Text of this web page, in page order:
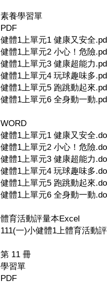
素養學習單
PDF
健體1上單元1 健康又安全
健體1上單元2 小心！危險
健體1上單元3 健康超能力
健體1上單元4 玩球趣味多
健體1上單元5 跑跳動起來
健體1上單元6 全身動一動
WORD
健體1上單元1 健康又安全
健體1上單元2 小心！危險
健體1上單元3 健康超能力
健體1上單元4 玩球趣味多
健體1上單元5 跑跳動起來
健體1上單元6 全身動一動
體育活動評量本Excel
111(一)小健體1上體育活動
第 11 冊
學習單
PDF